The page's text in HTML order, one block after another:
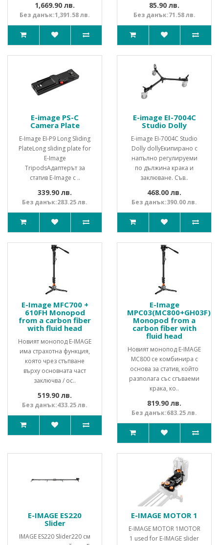
1,669.90 лв.
Без данък:1,391.58 лв.
85.90 лв.
Без данък:71.58 лв.
E-image PS-C
Camera Plate
E-Image EI-P9 Long Sliding
PlateLong sliding plate for
E-Image
TripodsАдаптерът за
статив E-Image с ..
339.90 лв.
Без данък:283.25 лв.
E-image EI-7004C
Studio Dolly
E-image EI-7004C Studio
Dolly dollyЕкипирано с
напълно регулируеми
по дължина крака и
заклюване. Съв..
468.00 лв.
Без данък:390.00 лв.
E-Image MFC700 +
610FH Monopod
from a carbon fiber
with fluid head
Новият монопод E-IMAGE
има страхотна функция,
която чрез стъпване
върху основната част
заключва / ос..
519.90 лв.
Без данък:433.25 лв.
E-Image
MPC03(MC800+GH03F)
Monopod from a
carbon fiber with
fluid head
Новият монопод E-IMAGE
MC800 се комбинира с
основа за статив, който
разполага със сгъваеми
крака, ко..
819.90 лв.
Без данък:683.25 лв.
E-IMAGE ES220
Slider
IMAGE ES220 Slider220 см
E-IMAGE MOTOR 1
E-IMAGE MOTOR 1MOTOR
1 used for E-IMAGE slider